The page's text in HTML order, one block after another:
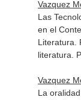
Vazquez
Las
en el
Literatura.
literatura .
Vazquez
La